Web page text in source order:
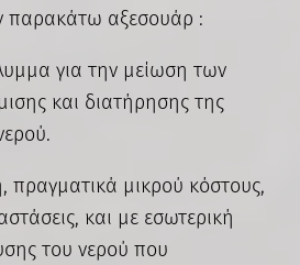
παρακάτω αξεσουάρ :
για την μείωση των
και διατήρησης της
μικρού κόστους,
και με εσωτερική
του νερού που